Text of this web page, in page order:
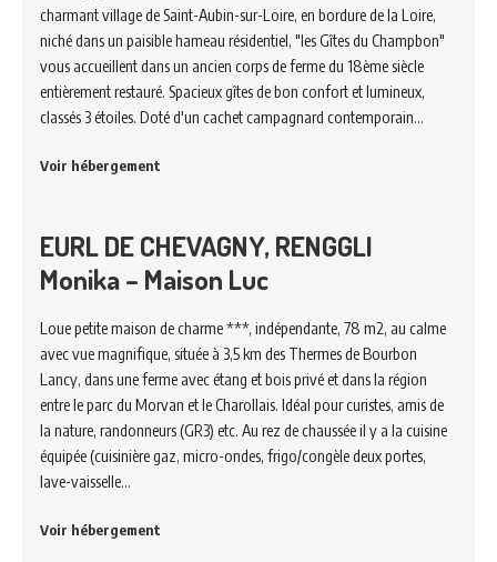
charmant village de Saint-Aubin-sur-Loire, en bordure de la Loire,
niché dans un paisible hameau résidentiel, "les Gîtes du Champbon"
vous accueillent dans un ancien corps de ferme du 18ème siècle
entièrement restauré. Spacieux gîtes de bon confort et lumineux,
classés 3 étoiles. Doté d'un cachet campagnard contemporain…
Voir hébergement
EURL DE CHEVAGNY, RENGGLI
Monika – Maison Luc
Loue petite maison de charme ***, indépendante, 78 m2, au calme
avec vue magnifique, située à 3,5 km des Thermes de Bourbon
Lancy, dans une ferme avec étang et bois privé et dans la région
entre le parc du Morvan et le Charollais. Idéal pour curistes, amis de
la nature, randonneurs (GR3) etc. Au rez de chaussée il y a la cuisine
équipée (cuisinière gaz, micro-ondes, frigo/congèle deux portes,
lave-vaisselle…
Voir hébergement